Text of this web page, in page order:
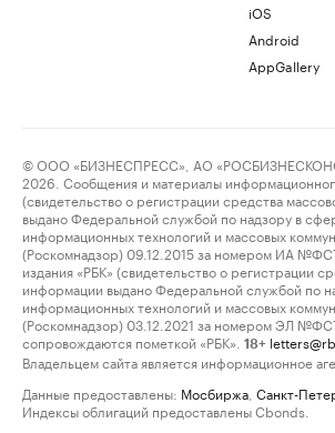
iOS
Android
AppGallery
© ООО «БИЗНЕСПРЕСС», АО
2026. Сообщения и материалы
(свидетельство о регистрации средства
выдано Федеральной службой по надзору в
информационных технологий и массовых
(Роскомнадзор) 09.12.2015 за номером ИА
издания «РБК» (свидетельство о регистрации
информации выдано Федеральной службой по
информационных технологий и массовых
(Роскомнадзор) 03.12.2021 за номером ЭЛ
сопровождаются пометкой «РБК».
18+
Владельцем сайта является информационное
Данные предоставлены: Мосбиржа Санкт-
Индексы облигаций предоставлены Cbonds.